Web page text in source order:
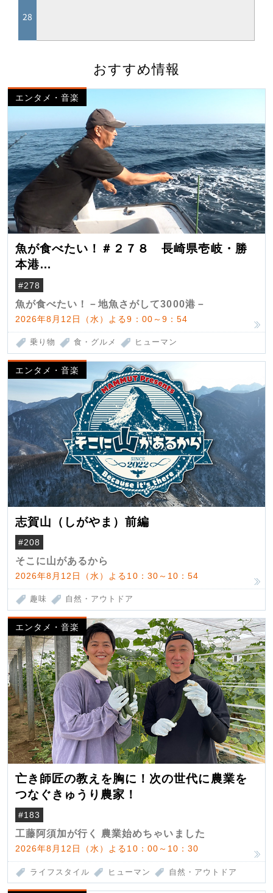
おすすめ情報
エンタメ・音楽
魚が食べたい！＃２７８ 長崎県壱岐・勝
本港
（クロマグロ）
#278
魚が食べたい！－地魚さがして3000港－
2026年8月12日（水）よる9：00～9：54
乗り物 食・グルメ ヒューマン
エンタメ・音楽
志賀山（しがやま）前編
#208
そこに山があるから
2026年8月12日（水）よる10：30～10：54
趣味 自然・アウトドア
エンタメ・音楽
亡き師匠の教えを胸に！次の世代に農業を
つなぐきゅうり農家！
#183
工藤阿須加が行く 農業始めちゃいました
2026年8月12日（水）よる10：00～10：30
ライフスタイル ヒューマン 自然・アウトドア